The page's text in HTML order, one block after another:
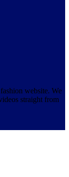
website. We
straight from